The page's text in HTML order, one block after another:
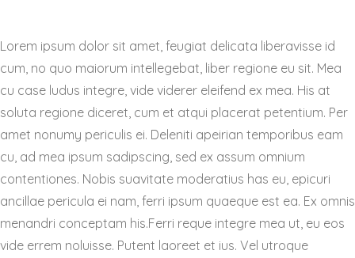
Lorem ipsum dolor sit amet, feugiat delicata liberavisse id
cum, no quo maiorum intellegebat, liber regione eu sit. Mea
cu case ludus integre, vide viderer eleifend ex mea. His at
soluta regione diceret, cum et atqui placerat petentium. Per
amet nonumy periculis ei. Deleniti apeirian temporibus eam
cu, ad mea ipsum sadipscing, sed ex assum omnium
contentiones. Nobis suavitate moderatius has eu, epicuri
ancillae pericula ei nam, ferri ipsum quaeque est ea. Ex omnis
menandri conceptam his.Ferri reque integre mea ut, eu eos
vide errem noluisse. Putent laoreet et ius. Vel utroque